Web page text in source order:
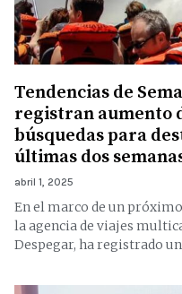
Tendencias de
registran aumento
búsquedas para
últimas dos
abril 1, 2025
En el marco de un
la agencia de viajes
Despegar, ha registrado